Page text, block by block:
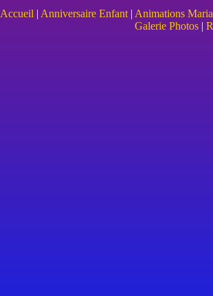
Accueil | Anniversaire Enfant | Animations
Galerie Photos |